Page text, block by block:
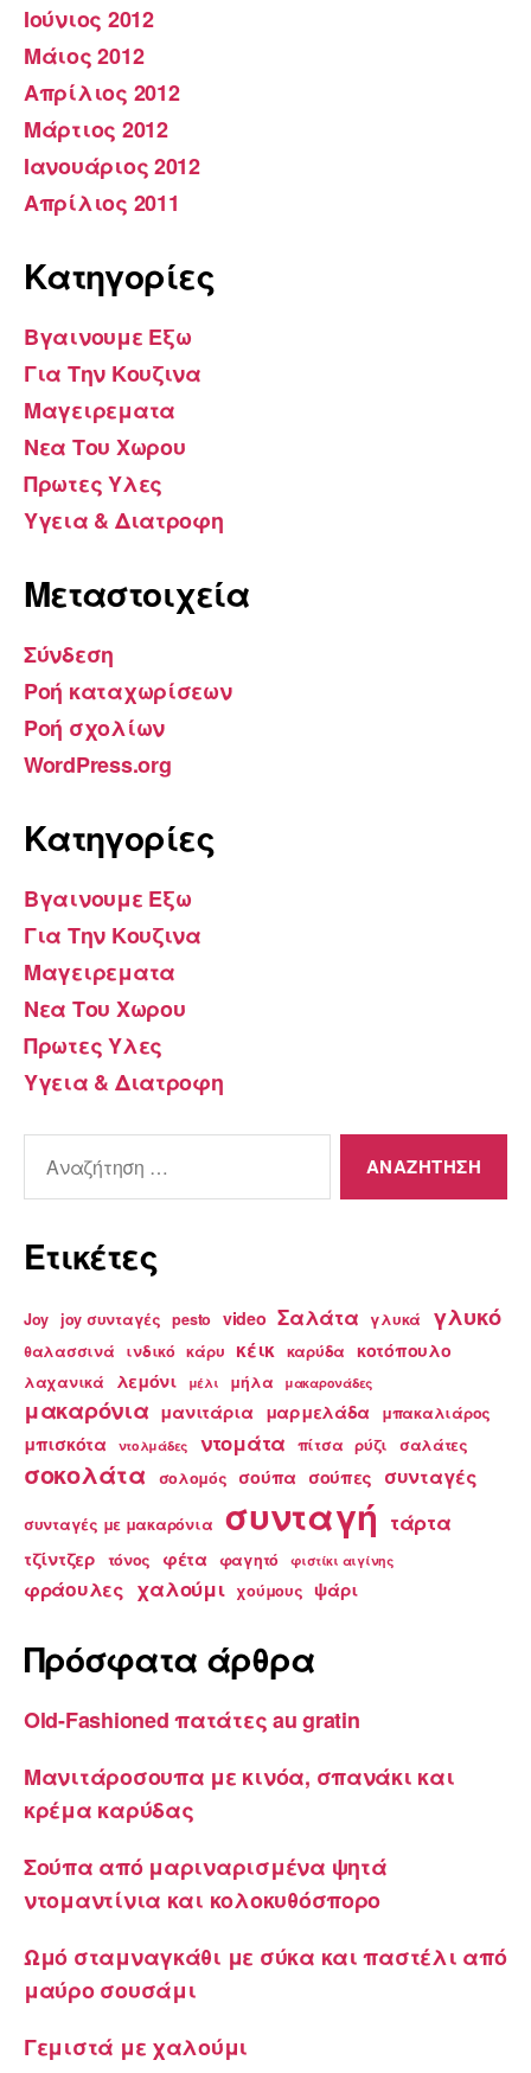
Ιούνιος 2012
Μάιος 2012
Απρίλιος 2012
Μάρτιος 2012
Ιανουάριος 2012
Απρίλιος 2011
Kατηγορίες
Βγαινουμε Εξω
Για Την Κουζινα
Μαγειρεματα
Νεα Του Χωρου
Πρωτες Υλες
Υγεια & Διατροφη
Μεταστοιχεία
Σύνδεση
Ροή καταχωρίσεων
Ροή σχολίων
WordPress.org
Kατηγορίες
Βγαινουμε Εξω
Για Την Κουζινα
Μαγειρεματα
Νεα Του Χωρου
Πρωτες Υλες
Υγεια & Διατροφη
για:
Ετικέτες
Joy joy συνταγές pesto video Σαλάτα γλυκά γλυκό
θαλασσινά ινδικό κάρυ κέικ καρύδα κοτόπουλο
λαχανικά λεμόνι μέλι μήλα μακαρονάδες
μακαρόνια μανιτάρια μαρμελάδα μπακαλιάρος
μπισκότα ντολμάδες ντομάτα πίτσα ρύζι σαλάτες
σοκολάτα σολομός σούπα σούπες συνταγές
συνταγές με μακαρόνια συνταγή τάρτα
τζίντζερ τόνος φέτα φαγητό φιστίκι αιγίνης
φράουλες χαλούμι χούμους ψάρι
Πρόσφατα άρθρα
Old-Fashioned πατάτες au gratin
Μανιτάροσουπα με κινόα, σπανάκι και
κρέμα καρύδας
Σούπα από μαριναρισμένα ψητά
ντομαντίνια και κολοκυθόσπορο
Ωμό σταμναγκάθι με σύκα και παστέλι από
μαύρο σουσάμι
Γεμιστά με χαλούμι